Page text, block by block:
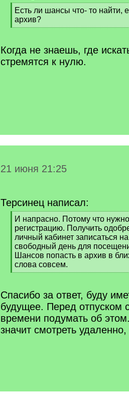
[
q
]
Есть ли шансы что- то найти,
архив?
[
q
]
Когда не знаешь, где
стремятся к нулю.
21 июня 21:25
Терсинец написал:
[
q
]
И напрасно. Потому что
регистрацию. Получить
личный кабинет записаться
свободный день для
Шансов попасть в архив в
слова совсем.
[
q
]
Спасибо за ответ, буду
будущее. Перед отпуском
времени подумать об
значит смотреть